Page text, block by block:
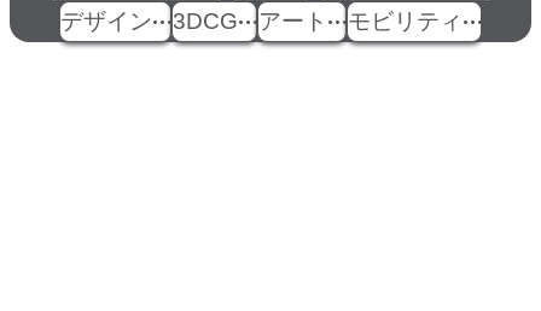
デザイン
3DCG アート モビリティ